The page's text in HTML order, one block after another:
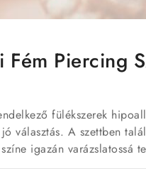
Fém Piercing
fülékszerek
választás. A szettben
igazán varázslatossá